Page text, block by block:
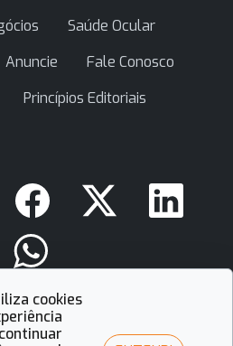
Saúde Ocular
Anuncie
Fale Conosco
Princípios Editoriais
cookies